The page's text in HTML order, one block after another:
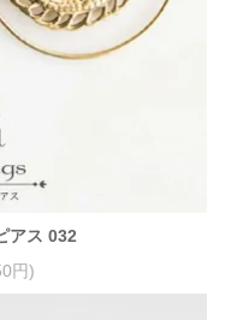
アス 032
円)